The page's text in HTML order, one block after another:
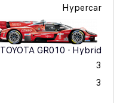
Hypercar
TOYOTA GR010 - Hybrid
3
3